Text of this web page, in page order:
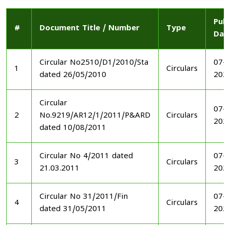
# Document Title / Number Type
1
Circular No2510/D1/2010/Sta
dated 26/05/2010
Circulars
07-
2
Circular
No.9219/AR12/1/2011/P&ARD
dated 10/08/2011
Circulars
07-
3
Circular No 4/2011 dated
21.03.2011
Circulars
07-
4
Circular No 31/2011/Fin
dated 31/05/2011
Circulars
07-